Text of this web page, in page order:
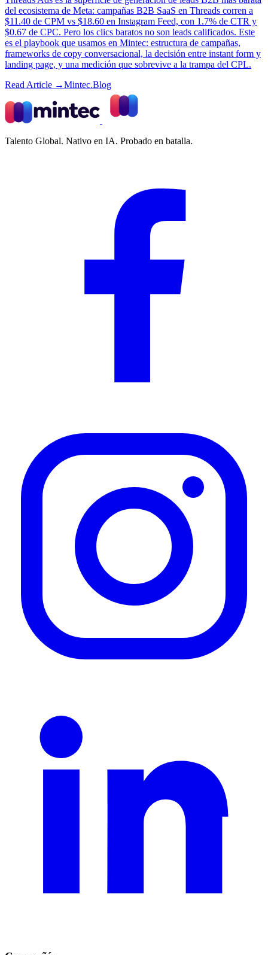
del ecosistema de Meta: campañas B2B SaaS en Threads corren a
$11.40 de CPM vs $18.60 en Instagram Feed, con 1.7% de CTR y
$0.67 de CPC. Pero los clics baratos no son leads calificados. Este
es el playbook que usamos en Mintec: estructura de campañas,
frameworks de copy conversacional, la decisión entre instant form y
landing page, y una medición que sobrevive a la trampa del CPL.
Read Article →Mintec.Blog
Talento Global. Nativo en IA. Probado en batalla.